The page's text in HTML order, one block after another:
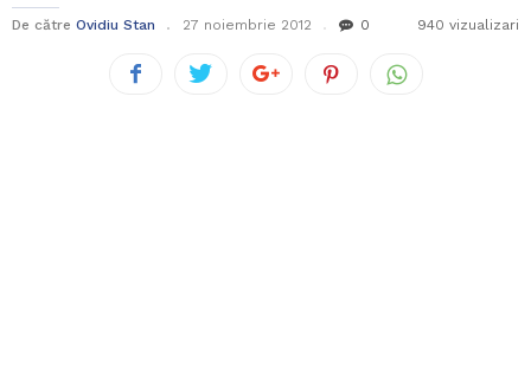
De către Ovidiu Stan 27 noiembrie 2012 0 940 vizualizari